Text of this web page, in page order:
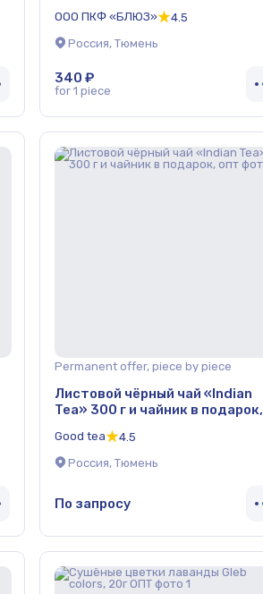
ООО ПКФ «БЛЮЗ»
4.5
Россия, Тюмень
340 ₽
for 1 piece
Permanent offer, piece by piece
Листовой чёрный чай «Indian
Tea» 300 г и чайник в подарок,
Good tea
4.5
Россия, Тюмень
По запросу